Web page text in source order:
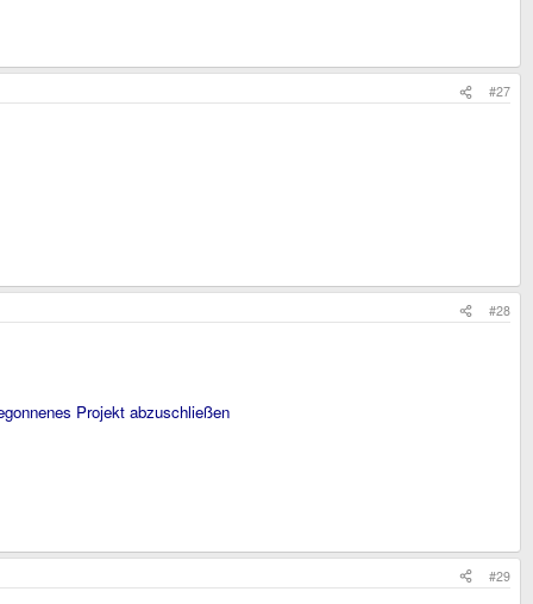
#27
#28
Projekt abzuschließen
#29